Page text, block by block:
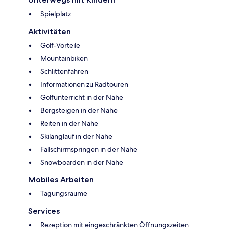
Spielplatz
Aktivitäten
Golf-Vorteile
Mountainbiken
Schlittenfahren
Informationen zu Radtouren
Golfunterricht in der Nähe
Bergsteigen in der Nähe
Reiten in der Nähe
Skilanglauf in der Nähe
Fallschirmspringen in der Nähe
Snowboarden in der Nähe
Mobiles Arbeiten
Tagungsräume
Services
Rezeption mit eingeschränkten Öffnungszeiten